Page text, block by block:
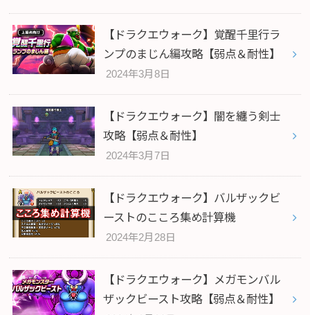
【ドラクエウォーク】覚醒千里行ラ
ンプのまじん編攻略【弱点＆耐性】
2024年3月8日
【ドラクエウォーク】闇を纏う剣士
攻略【弱点＆耐性】
2024年3月7日
【ドラクエウォーク】バルザックビ
ーストのこころ集め計算機
2024年2月28日
【ドラクエウォーク】メガモンバル
ザックビースト攻略【弱点＆耐性】